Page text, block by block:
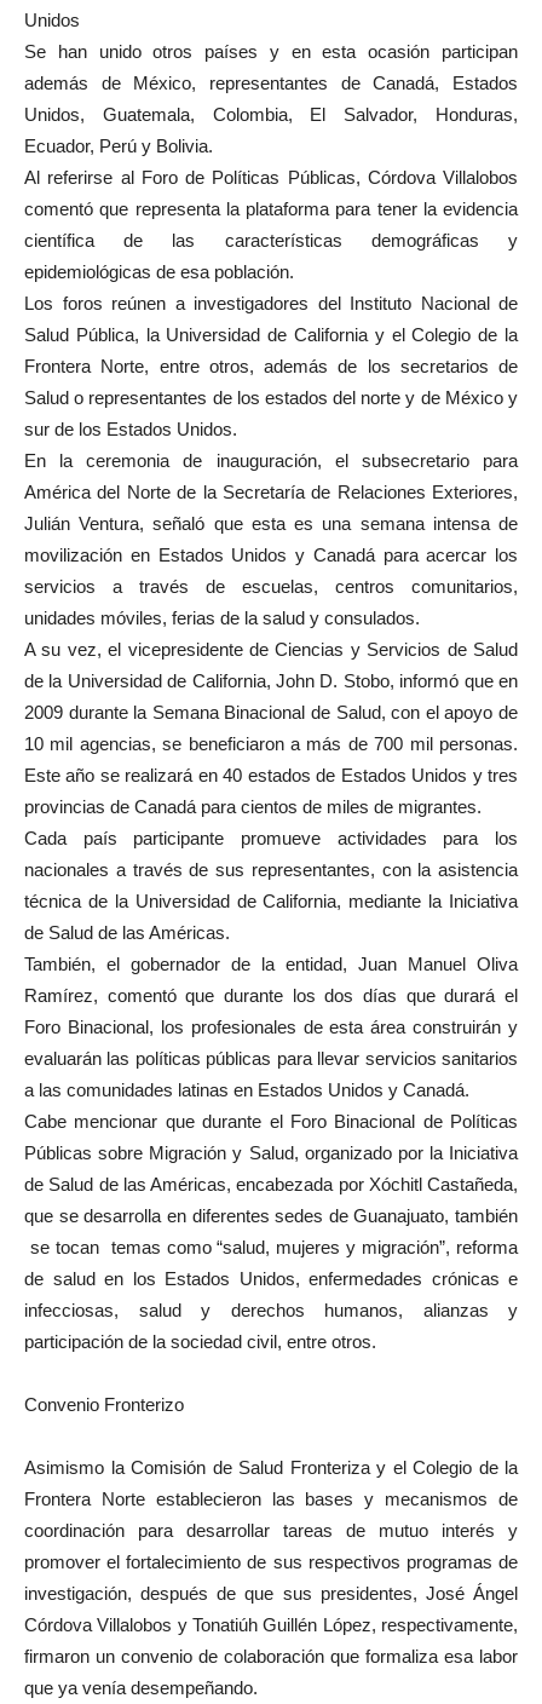
Unidos
Se han unido otros países y en esta ocasión participan
además de México, representantes de Canadá, Estados
Unidos, Guatemala, Colombia, El Salvador, Honduras,
Ecuador, Perú y Bolivia.
Al referirse al Foro de Políticas Públicas, Córdova Villalobos
comentó que representa la plataforma para tener la evidencia
científica de las características demográficas y
epidemiológicas de esa población.
Los foros reúnen a investigadores del Instituto Nacional de
Salud Pública, la Universidad de California y el Colegio de la
Frontera Norte, entre otros, además de los secretarios de
Salud o representantes de los estados del norte y de México y
sur de los Estados Unidos.
En la ceremonia de inauguración, el subsecretario para
América del Norte de la Secretaría de Relaciones Exteriores,
Julián Ventura, señaló que esta es una semana intensa de
movilización en Estados Unidos y Canadá para acercar los
servicios a través de escuelas, centros comunitarios,
unidades móviles, ferias de la salud y consulados.
A su vez, el vicepresidente de Ciencias y Servicios de Salud
de la Universidad de California, John D. Stobo, informó que en
2009 durante la Semana Binacional de Salud, con el apoyo de
10 mil agencias, se beneficiaron a más de 700 mil personas.
Este año se realizará en 40 estados de Estados Unidos y tres
provincias de Canadá para cientos de miles de migrantes.
Cada país participante promueve actividades para los
nacionales a través de sus representantes, con la asistencia
técnica de la Universidad de California, mediante la Iniciativa
de Salud de las Américas.
También, el gobernador de la entidad, Juan Manuel Oliva
Ramírez, comentó que durante los dos días que durará el
Foro Binacional, los profesionales de esta área construirán y
evaluarán las políticas públicas para llevar servicios sanitarios
a las comunidades latinas en Estados Unidos y Canadá.
Cabe mencionar que durante el Foro Binacional de Políticas
Públicas sobre Migración y Salud, organizado por la Iniciativa
de Salud de las Américas, encabezada por Xóchitl Castañeda,
que se desarrolla en diferentes sedes de Guanajuato, también
se tocan temas como “salud, mujeres y migración”, reforma
de salud en los Estados Unidos, enfermedades crónicas e
infecciosas, salud y derechos humanos, alianzas y
participación de la sociedad civil, entre otros.
Convenio Fronterizo
Asimismo la Comisión de Salud Fronteriza y el Colegio de la
Frontera Norte establecieron las bases y mecanismos de
coordinación para desarrollar tareas de mutuo interés y
promover el fortalecimiento de sus respectivos programas de
investigación, después de que sus presidentes, José Ángel
Córdova Villalobos y Tonatiúh Guillén López, respectivamente,
firmaron un convenio de colaboración que formaliza esa labor
que ya venía desempeñando.